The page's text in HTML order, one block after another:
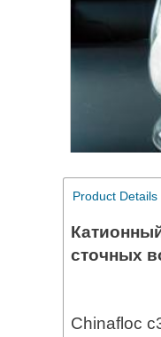
Product Details
сточных
Chinafloc